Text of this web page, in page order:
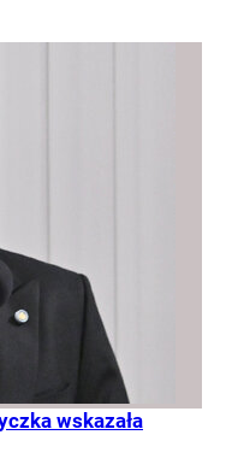
wskazała